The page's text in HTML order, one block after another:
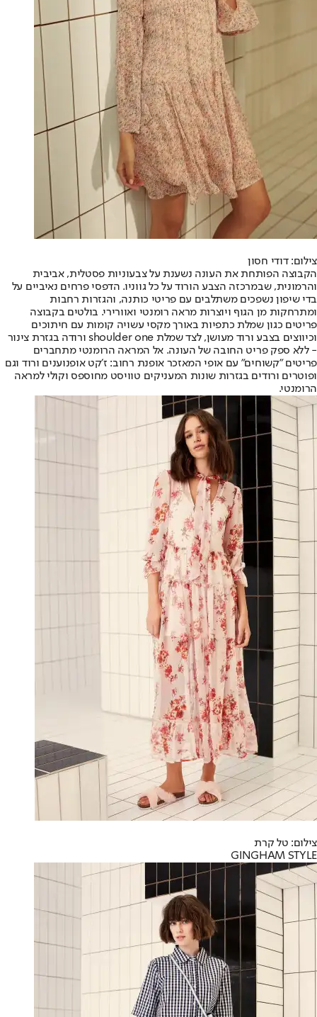
צילום: דודי חסון
הקבוצה הפותחת את העונה נשענת על צבעוניות פסטלית, אביבית
והרמונית, שבמרכזה הצבע הורוד על כל גווניו. הדפסי פרחים נאיביים על
בדי שיפון נשפכים משתלבים עם פריטי כותנה, והגזרות רחבות
ומתרחקות מן הגוף ויוצרות מראה רומנטי ואוורירי. בולטים בקבוצה
פריטים כגון שמלת כתפיות באורך מקסי עשויה קומות עם חיתוכים
וכיווצים בצבע ורוד מעושן, לצד שמלת shoulder one ורודה בגזרת צינור
- ללא ספק פריט החובה של העונה. אל המראה הרומנטי מתחברים
פריטים ״קשוחים״ עם אופי המאזכר אופנת רחוב: ז׳קט אופנוענים ורוד וגם
ופוטרים ורודים בגזרות שונות המעניקים טוויסט מחוספס וקולי למראה
הרומנטי.
צילום: טל קרת
GINGHAM STYLE